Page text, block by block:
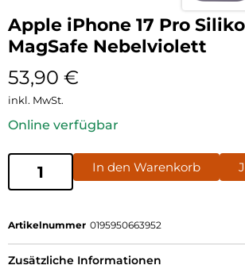
Apple iPhone 17 Pro
MagSafe Nebelviolett
53,90 €
inkl. MwSt.
Online verfügbar
In den Warenkorb
Artikelnummer 0195950663952
Zusätzliche Informationen